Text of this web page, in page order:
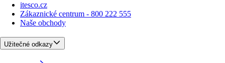
itesco.cz
Zákaznické centrum - 800 222 555
Naše obchody
Užitečné odkazy